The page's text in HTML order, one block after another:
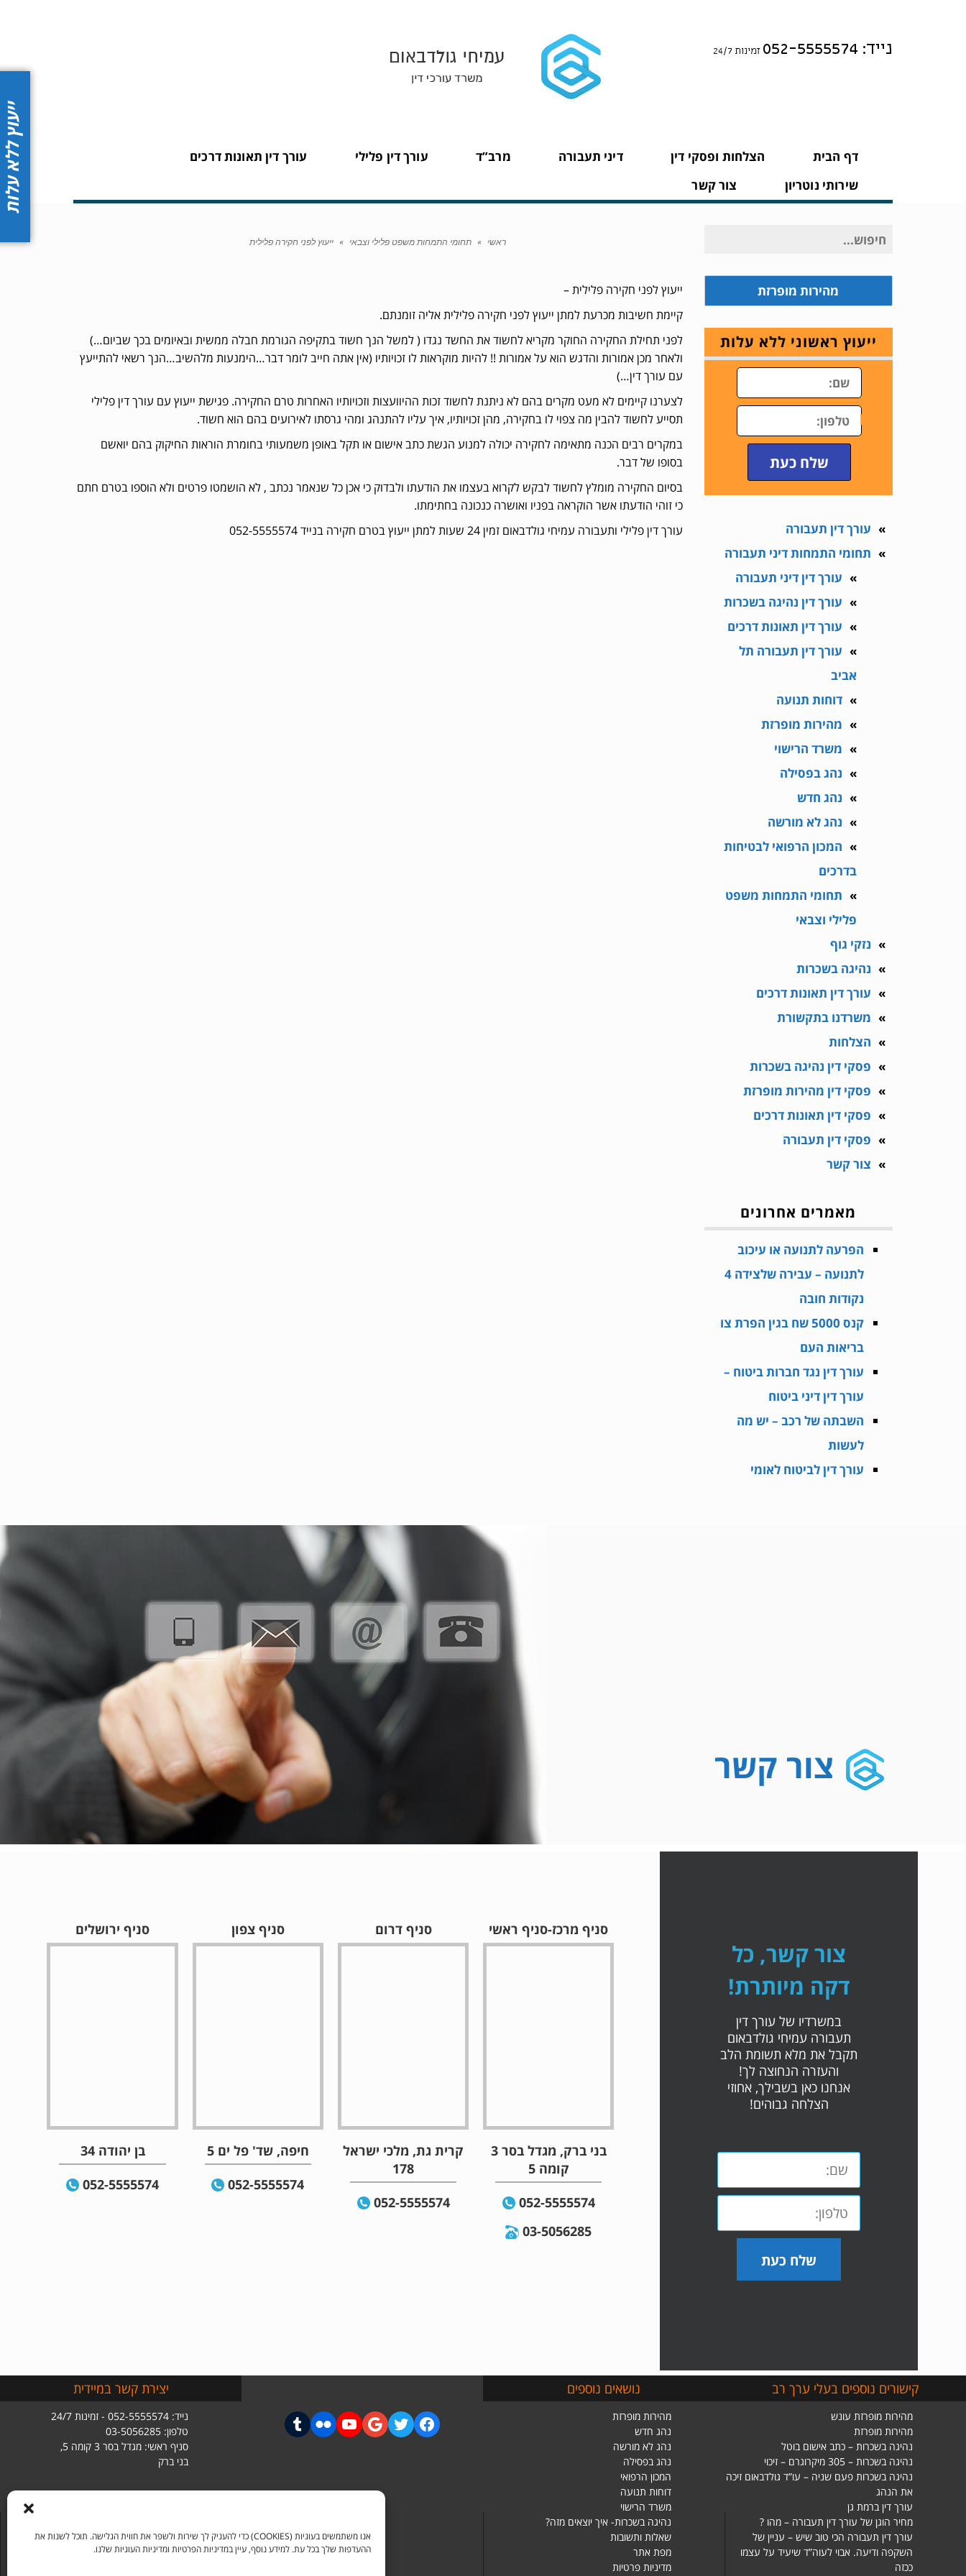
אנו משתמשים בעוגיות (COOKIES) כדי להעניק לך שירות ולשפר את חווית הגלישה. תוכל לשנות את
ההעדפות שלך בכל עת. למידע נוסף, עיין במדיניות הפרטיות ומדיניות העוגיות שלנו.
נייד: 052-5555574 זמינות 24/7
דף הבית הצלחות ופסקי דין דיני תעבורה מרב”ד עורך דין פלילי
עורך דין תאונות דרכים
שירותי נוטריון
צור קשר
ראשי » תחומי התמחות משפט פלילי וצבאי » ייעוץ לפני חקירה פלילית
ייעוץ לפני חקירה פלילית –
קיימת חשיבות מכרעת למתן ייעוץ לפני חקירה פלילית אליה זומנתם.
לפני תחילת החקירה החוקר מקריא לחשוד את החשד נגדו ( למשל הנך חשוד בתקיפה הגורמת חבלה ממשית ובאיומים בכך שביום…)
ולאחר מכן אמורות והדגש הוא על אמורות !! להיות מוקראות לו זכויותיו (אין אתה חייב לומר דבר…הימנעות מלהשיב…הנך רשאי להתייעץ
עם עורך דין…)
לצערנו קיימים לא מעט מקרים בהם לא ניתנת לחשוד זכות ההיוועצות וזכויותיו האחרות טרם החקירה. פגישת ייעוץ עם עורך דין פלילי
תסייע לחשוד להבין מה צפוי לו בחקירה, מהן זכויותיו, איך עליו להתנהג ומהי גרסתו לאירועים בהם הוא חשוד.
במקרים רבים הכנה מתאימה לחקירה יכולה למנוע הגשת כתב אישום או תקל באופן משמעותי בחומרת הוראות החיקוק בהם יואשם
בסופו של דבר.
בסיום החקירה מומלץ לחשוד לבקש לקרוא בעצמו את הודעתו ולבדוק כי אכן כל שנאמר נכתב , לא הושמטו פרטים ולא הוספו בטרם חתם
כי זוהי הודעתו אשר הוקראה בפניו ואושרה כנכונה בחתימתו.
עורך דין פלילי ותעבורה עמיחי גולדבאום זמין 24 שעות למתן ייעוץ בטרם חקירה בנייד 052-5555574
חיפוש
מהירות מופרזת
ייעוץ ראשוני ללא עלות
טלפון
שלח כעת
עורך דין תעבורה
תחומי התמחות דיני תעבורה
עורך דין דיני תעבורה
עורך דין נהיגה בשכרות
עורך דין תאונות דרכים
עורך דין תעבורה תל
אביב
דוחות תנועה
מהירות מופרזת
משרד הרישוי
נהג בפסילה
נהג חדש
נהג לא מורשה
המכון הרפואי לבטיחות
בדרכים
תחומי התמחות משפט
פלילי וצבאי
נזקי גוף
נהיגה בשכרות
עורך דין תאונות דרכים
משרדנו בתקשורת
הצלחות
פסקי דין נהיגה בשכרות
פסקי דין מהירות מופרזת
פסקי דין תאונות דרכים
פסקי דין תעבורה
צור קשר
מאמרים אחרונים
הפרעה לתנועה או עיכוב
לתנועה – עבירה שלצידה 4
נקודות חובה
קנס 5000 שח בגין הפרת צו
בריאות העם
עורך דין נגד חברות ביטוח –
עורך דין דיני ביטוח
השבתה של רכב – יש מה
לעשות
עורך דין לביטוח לאומי
צור קשר
צור קשר, כל
דקה מיותרת!
במשרדיו של עורך דין
תעבורה עמיחי גולדבאום
תקבל את מלא תשומת הלב
והעזרה הנחוצה לך!
אנחנו כאן בשבילך, אחוזי
הצלחה גבוהים!
שלח כעת
סניף מרכז-סניף ראשי
בני ברק, מגדל בסר 3
קומה 5
052-5555574
03-5056285
סניף דרום
קרית גת, מלכי ישראל
178
052-5555574
סניף צפון
חיפה, שד' פל ים 5
052-5555574
סניף ירושלים
בן יהודה 34
052-5555574
קישורים נוספים בעלי ערך רב
מהירות מופרזת עונש
מהירות מופרזת
נהיגה בשכרות – כתב אישום בוטל
נהיגה בשכרות – 305 מיקרוגרם – זיכוי
נהיגה בשכרות פעם שניה – עו”ד גולדבאום זיכה
את הנהג
עורך דין ברמת גן
מחיר הוגן של עורך דין תעבורה – מהו ?
עורך דין תעבורה הכי טוב שיש – עניין של
השקפה ודיעה. אבוי לעוה”ד שיעיד על עצמו
ככזה
נושאים נוספים
מהירות מופרזת
נהג חדש
נהג לא מורשה
נהג בפסילה
המכון הרפואי
דוחות תנועה
משרד הרישוי
נהיגה בשכרות- איך יוצאים מזה?
שאלות ותשובות
מפת אתר
מדיניות פרטיות
יצירת קשר במיידית
נייד: 052-5555574 - זמינות 24/7
טלפון: 03-5056285
סניף ראשי: מגדל בסר 3 קומה 5,
בני ברק
ייעוץ ללא עלות